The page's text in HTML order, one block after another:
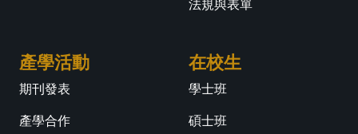
法規與表單
產學活動
期刊發表
產學合作
在校生
學士班
碩士班